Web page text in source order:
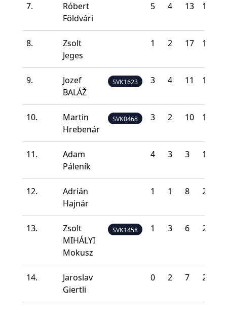
7.
Róbert
Földvári
5 4 13 16
8.
Zsolt
Jeges
1 2 17 19
9.
Jozef
BALÁŽ
SVK1623 3 4 11 17
10.
Martin
Hrebenár
SVK0468 3 2 10 19
11.
Adam
Páleník
4 3 3 19
12.
Adrián
Hajnár
1 1 8 21
13.
Zsolt
MIHÁLYI
Mokusz
SVK1458 1 3 6 20
14.
Jaroslav
Giertli
0 2 7 22